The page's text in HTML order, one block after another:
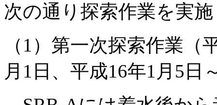
次の通り探索作業を実
（1）第一次探索作業（
月1日、平成16年1月5日